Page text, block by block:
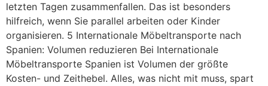
letzten Tagen zusammenfallen. Das ist besonders
hilfreich, wenn Sie parallel arbeiten oder Kinder
organisieren. 5 Internationale Möbeltransporte nach
Spanien: Volumen reduzieren Bei Internationale
Möbeltransporte Spanien ist Volumen der größte
Kosten- und Zeithebel. Alles, was nicht mit muss, spart